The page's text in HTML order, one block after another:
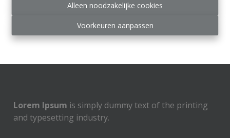
Alleen noodzakelijke cookies
Voorkeuren aanpassen
and typesetting industry..
Lorem Ipsum is simply dummy text of the printing
and typesetting industry.